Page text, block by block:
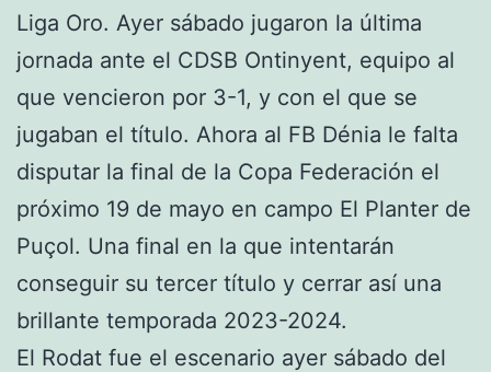
Liga Oro. Ayer sábado jugaron la última
jornada ante el CDSB Ontinyent, equipo al
que vencieron por 3-1, y con el que se
jugaban el título. Ahora al FB Dénia le falta
disputar la final de la Copa Federación el
próximo 19 de mayo en campo El Planter de
Puçol. Una final en la que intentarán
conseguir su tercer título y cerrar así una
brillante temporada 2023-2024.
El Rodat fue el escenario ayer sábado del